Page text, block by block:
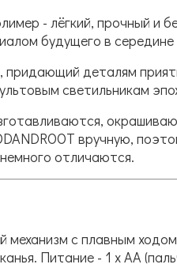
- лёгкий, прочный и
будущего в середине
придающий деталям
светильникам
вручную,
отличаются.
механизм с плавным
Питание - 1 x AA